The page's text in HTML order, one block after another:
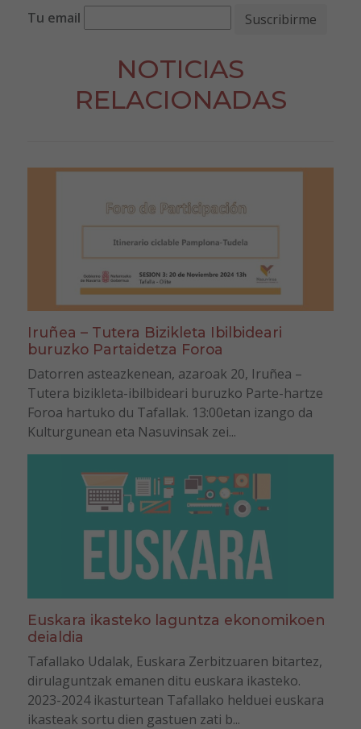
Tu email
NOTICIAS
RELACIONADAS
Iruñea – Tutera Bizikleta Ibilbideari
buruzko Partaidetza Foroa
Datorren asteazkenean, azaroak 20, Iruñea –
Tutera bizikleta-ibilbideari buruzko Parte-hartze
Foroa hartuko du Tafallak. 13:00etan izango da
Kulturgunean eta Nasuvinsak zei...
Euskara ikasteko laguntza ekonomikoen
deialdia
Tafallako Udalak, Euskara Zerbitzuaren bitartez,
dirulaguntzak emanen ditu euskara ikasteko.
2023-2024 ikasturtean Tafallako helduei euskara
ikasteak sortu dien gastuen zati b...